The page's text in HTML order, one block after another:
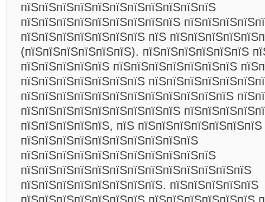
пїЅпїЅпїЅпїЅпїЅпїЅпїЅпїЅпїЅпїЅпїЅ
пїЅпїЅпїЅпїЅпїЅпїЅпїЅпїЅпїЅ
пїЅпїЅпїЅпїЅпїЅпїЅпїЅ пїЅ
(пїЅпїЅпїЅпїЅпїЅпїЅ). пїЅпїЅпїЅпїЅпїЅпїЅ
пїЅпїЅпїЅпїЅпїЅ пїЅпїЅпїЅпїЅпїЅпїЅпїЅ
пїЅпїЅпїЅпїЅпїЅпїЅпїЅ
пїЅпїЅпїЅпїЅпїЅпїЅпїЅпїЅпїЅпїЅпїЅпїЅ
пїЅпїЅпїЅпїЅпїЅпїЅпїЅпїЅпїЅ
пїЅпїЅпїЅпїЅпїЅ, пїЅ пїЅпїЅпїЅпїЅпїЅпїЅпїЅ
пїЅпїЅпїЅпїЅпїЅпїЅпїЅпїЅпїЅпїЅ
пїЅпїЅпїЅпїЅпїЅпїЅпїЅпїЅпїЅпїЅпїЅ
пїЅпїЅпїЅпїЅпїЅпїЅпїЅпїЅпїЅпїЅпїЅпїЅпїЅ
пїЅпїЅпїЅпїЅпїЅпїЅпїЅпїЅ. пїЅпїЅпїЅпїЅпїЅ